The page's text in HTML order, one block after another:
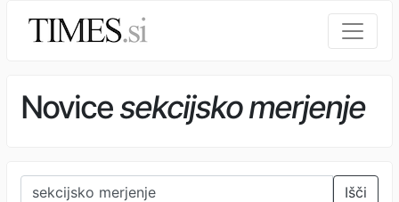
Novicesekcijsko merjenje
Išči